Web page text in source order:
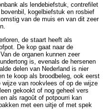
als lendebiefstuk, contrefilet
kogelbiefstuk en rosbief
van de muis en van dit zeer
de staart heeft als
De kop gaat naar de
de organen kunnen zeer
is, evenals de hersenen
delen van Nederland is nier
te koop als broodbeleg, ook eerst
wijze van rookvlees of op de wijze
gekookt of nog geheel vers
als ragoût of potpourri kan
met een uitje of met spek